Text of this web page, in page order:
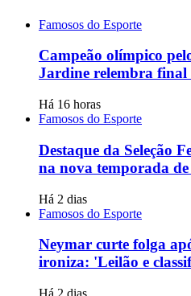
Famosos do Esporte
Campeão olímpico
Jardine relembra final
Há 16 horas
Famosos do Esporte
Destaque da Seleção
na nova temporada de
Há 2 dias
Famosos do Esporte
Neymar curte folga
ironiza: 'Leilão e
Há 2 dias